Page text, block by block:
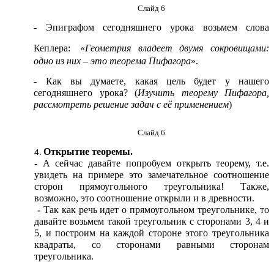
Слайд 6
- Эпиграфом сегодняшнего урока возьмем слова
Кеплера:
«Геометрия владеет двумя сокровищами:
одно из них – это теорема Пифагора».
- Как вы думаете, какая цель будет у нашего
сегодняшнего урока? (Изучить теорему Пифагора,
рассмотреть решение задач с её применением)
Слайд 6
Открытие теоремы.
- А сейчас давайте попробуем открыть теорему, т.е.
увидеть на примере это замечательное соотношение
сторон прямоугольного треугольника! Также,
возможно, это соотношение открыли и в древности.
- Так как речь идет о прямоугольном треугольнике, то
давайте возьмем такой треугольник с сторонами 3, 4 и
5, и построим на каждой стороне этого треугольника
квадраты, со сторонами равными сторонам
треугольника.